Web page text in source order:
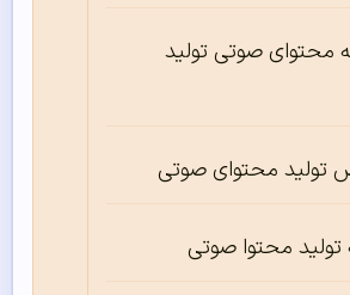
محتوای صوتی تولید
تولید محتوای صوتی
تولید محتوا صوتی